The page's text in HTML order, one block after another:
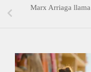
Marx Arriaga